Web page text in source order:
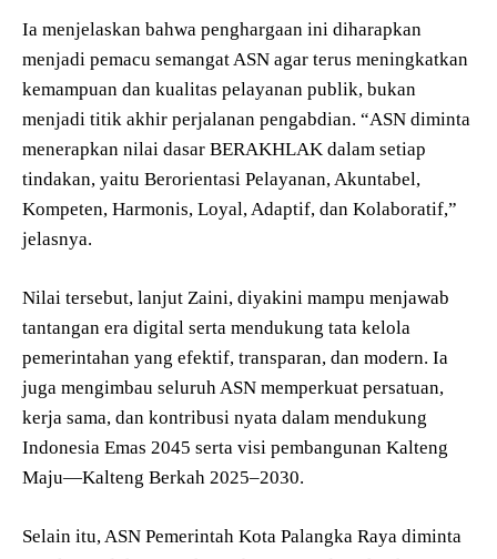
Ia menjelaskan bahwa penghargaan ini diharapkan
menjadi pemacu semangat ASN agar terus meningkatkan
kemampuan dan kualitas pelayanan publik, bukan
menjadi titik akhir perjalanan pengabdian. “ASN diminta
menerapkan nilai dasar BERAKHLAK dalam setiap
tindakan, yaitu Berorientasi Pelayanan, Akuntabel,
Kompeten, Harmonis, Loyal, Adaptif, dan Kolaboratif,”
jelasnya.
Nilai tersebut, lanjut Zaini, diyakini mampu menjawab
tantangan era digital serta mendukung tata kelola
pemerintahan yang efektif, transparan, dan modern. Ia
juga mengimbau seluruh ASN memperkuat persatuan,
kerja sama, dan kontribusi nyata dalam mendukung
Indonesia Emas 2045 serta visi pembangunan Kalteng
Maju—Kalteng Berkah 2025–2030.
Selain itu, ASN Pemerintah Kota Palangka Raya diminta